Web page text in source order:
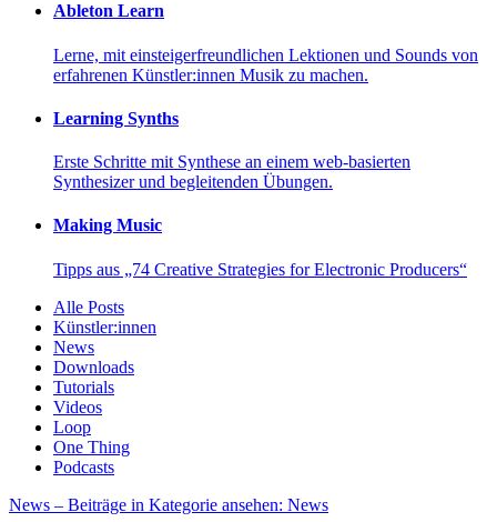
Ableton Learn
Lerne, mit einsteigerfreundlichen Lektionen und Sounds von
erfahrenen Künstler:innen Musik zu machen.
Learning Synths
Erste Schritte mit Synthese an einem web-basierten
Synthesizer und begleitenden Übungen.
Making Music
Tipps aus „74 Creative Strategies for Electronic Producers“
Alle Posts
Künstler:innen
News
Downloads
Tutorials
Videos
Loop
One Thing
Podcasts
News – Beiträge in Kategorie ansehen: News